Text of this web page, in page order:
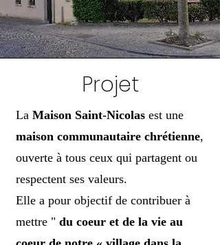
Projet
La Maison Saint-Nicolas est une
maison communautaire chrétienne,
ouverte à tous ceux qui partagent ou
respectent ses valeurs.
Elle a pour objectif de contribuer à
mettre " du coeur et de la vie au